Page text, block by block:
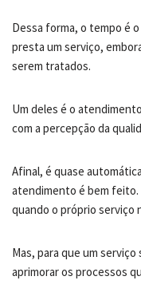
Dessa forma, o tempo é
presta um serviço,
serem tratados.
Um deles é o
com a percepção da
Afinal, é quase
atendimento é bem feito.
quando o próprio serviço
Mas, para que um
aprimorar os processos